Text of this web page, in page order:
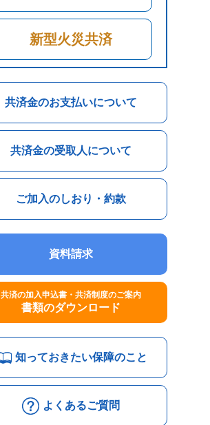
新型火災共済
共済金のお支払いについて
共済金の受取人について
ご加入のしおり・約款
資料請求
共済の加入申込書・共済制度のご案内
書類のダウンロード
知っておきたい保障のこと
よくあるご質問